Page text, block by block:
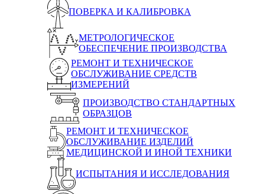
ПОВЕРКА И КАЛИБРОВКА
МЕТРОЛОГИЧЕСКОЕ
ОБЕСПЕЧЕНИЕ ПРОИЗВОДСТВА
РЕМОНТ И ТЕХНИЧЕСКОЕ
ОБСЛУЖИВАНИЕ СРЕДСТВ
ИЗМЕРЕНИЙ
ПРОИЗВОДСТВО СТАНДАРТНЫХ
ОБРАЗЦОВ
РЕМОНТ И ТЕХНИЧЕСКОЕ
ОБСЛУЖИВАНИЕ ИЗДЕЛИЙ
МЕДИЦИНСКОЙ И ИНОЙ ТЕХНИКИ
ИСПЫТАНИЯ И ИССЛЕДОВАНИЯ